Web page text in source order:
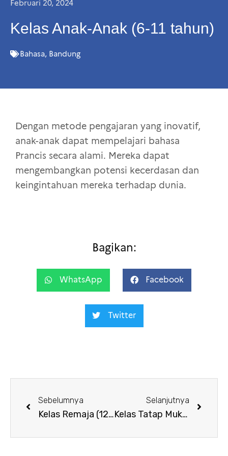
Februari 20, 2024
Kelas Anak-Anak (6-11 tahun)
Bahasa, Bandung
Dengan metode pengajaran yang inovatif,
anak-anak dapat mempelajari bahasa
Prancis secara alami. Mereka dapat
mengembangkan potensi kecerdasan dan
keingintahuan mereka terhadap dunia.
Bagikan:
WhatsApp Facebook
Twitter
Sebelumnya
Kelas Remaja (12-15 tahun)
Selanjutnya
Kelas Tatap Muka IFI Surabaya – sesi Maret 2024